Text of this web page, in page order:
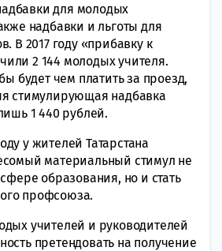
для молодых
надбавки и льготы для
В 2017 году «прибавку к
2 144 молодых учителя.
будет чем платить за проезд,
стимулирующая надбавка
1 440 рублей.
у жителей Татарстана
материальный стимул не
образования, но и стать
профсоюза.
учителей и руководителей
претендовать на получение